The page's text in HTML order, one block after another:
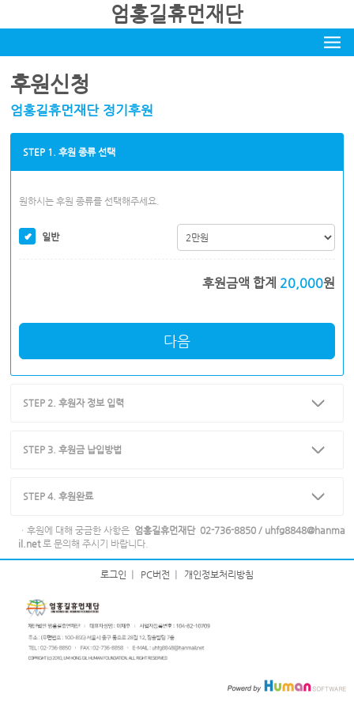
엄홍길휴먼재단
후원신청
엄홍길휴먼재단 정기후원
STEP 1. 후원 종류 선택
원하시는 후원 종류를 선택해주세요.
일반
후원금액 합계 20,000원
다음
STEP 2. 후원자 정보 입력
STEP 3. 후원금 납입방법
STEP 4. 후원완료
ㆍ후원에 대해 궁금한 사항은 엄홍길휴먼재단 02-736-8850 / uhfg8848@hanma
il.net로 문의해 주시기 바랍니다.
로그인 PC버전 개인정보처리방침